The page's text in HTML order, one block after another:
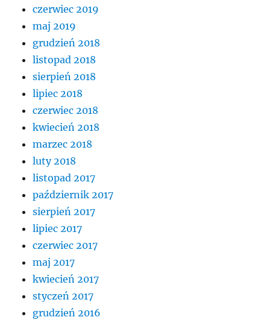
czerwiec 2019
maj 2019
grudzień 2018
listopad 2018
sierpień 2018
lipiec 2018
czerwiec 2018
kwiecień 2018
marzec 2018
luty 2018
listopad 2017
październik 2017
sierpień 2017
lipiec 2017
czerwiec 2017
maj 2017
kwiecień 2017
styczeń 2017
grudzień 2016